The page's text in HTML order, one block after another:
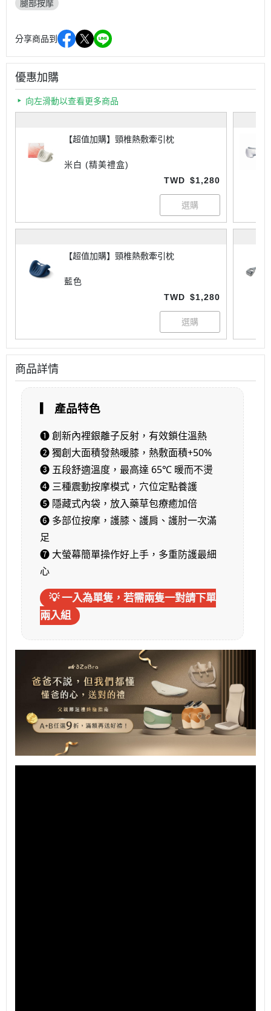
腿部按摩
分享商品到
優惠加購
向左滑動以查看更多商品
【超值加購】頸椎熱敷牽引枕
米白 (精美禮盒)
TWD $1,280
【超值加購】頸椎熱敷牽引枕
藍色
TWD $1,280
商品詳情
▎ 產品特色
❶ 創新內裡銀離子反射，有效鎖住溫熱
❷ 獨創大面積發熱暖膝，熱敷面積+50%
❸ 五段舒適溫度，最高達 65℃ 暖而不燙
❹ 三種震動按摩模式，穴位定點養護
❺ 隱藏式內袋，放入藥草包療癒加倍
❻ 多部位按摩，護膝、護肩、護肘一次滿
足
❼ 大螢幕簡單操作好上手，多重防護最細
心
💡 一入為單隻，若需兩隻一對請下單
兩入組